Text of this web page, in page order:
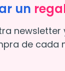
un
newsletter
de cada